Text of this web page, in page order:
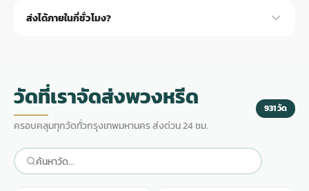
ได้ครับ นอกกรุงเทพฯ คิดค่าขนส่งตามระยะทาง สอบถามราคาผ่าน LINE
ส่งได้ภายในกี่ชั่วโมง?
วัดที่เราจัดส่งพวงหรีด
ครอบคลุมทุกวัดทั่วกรุงเทพมหานคร ส่งด่วน 24 ชม.
931 วัด